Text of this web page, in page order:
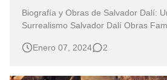
Biografía y Obras de Salvador Dalí:
Surrealismo Salvador Dalí Obras Famosas de Arte
Surrealismo Pintura de España / Pintura Surrealista al Óleo
SURREALISTA / OBRAS
Enero 07, 2024 2